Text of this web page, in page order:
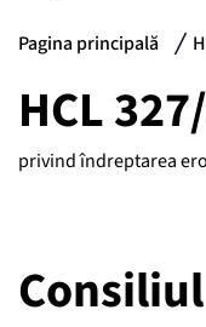
Pagina principală
HCL
privind îndreptarea